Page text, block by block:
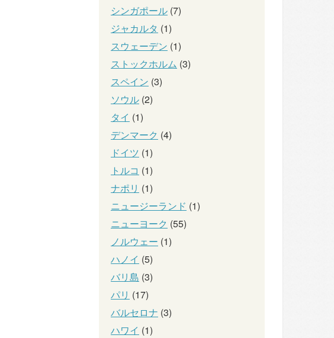
シンガポール (7)
ジャカルタ (1)
スウェーデン (1)
ストックホルム (3)
スペイン (3)
ソウル (2)
タイ (1)
デンマーク (4)
ドイツ (1)
トルコ (1)
ナポリ (1)
ニュージーランド (1)
ニューヨーク (55)
ノルウェー (1)
ハノイ (5)
バリ島 (3)
パリ (17)
バルセロナ (3)
ハワイ (1)